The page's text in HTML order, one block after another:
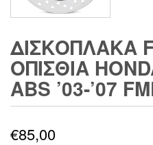
ΔΙΣΚΟΠΛΑΚΑ
ΟΠΙΣΘΙΑ
ABS ’03-’07
€85,00